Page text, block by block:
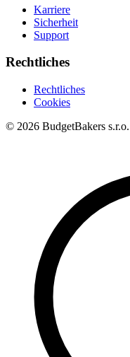
Karriere
Sicherheit
Support
Rechtliches
Rechtliches
Cookies
© 2026 BudgetBakers